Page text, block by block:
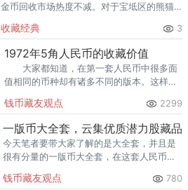
金币回收市场热度不减。对于宝坻区的熊猫
机？宝坻有没有靠谱的回收渠道？2026年宝
坻熊猫金币回收公司推荐
收藏经典 3
1972年5角人民币的收藏价值
大家都知道，在第一套人民币中很多面
值相同的币种却有诸多不同的版本。这样一
价值有一个较好的定位了。
钱币藏友观点 2299
一版币大全套，云集优质潜力股藏品
今天笔者要带大家了解的是大全套，并且是
很有分量的一版币大全套，在这套人民币
潜力、有发展前景的藏品。
钱币藏友观点 780